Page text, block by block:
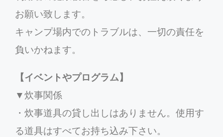
お願い致します。
キャンプ場内でのトラブルは、一切の責任を
負いかねます。
【イベントやプログラム】
▼炊事関係
・炊事道具の貸し出しはありません。使用す
る道具はすべてお持ち込み下さい。